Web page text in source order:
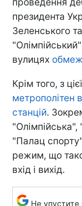
президента
Зеленського
вулицях
Крім того, з
метрополітен
станцій.
"Палац
режим, що
вхід і вихід.
Не